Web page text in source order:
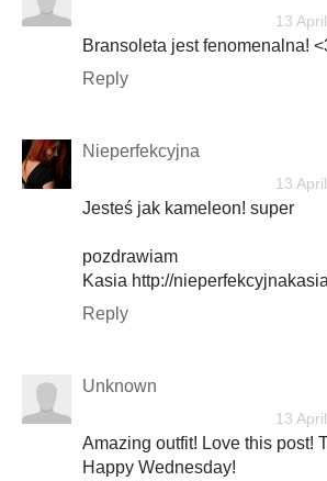
13
Bransoleta jest fenomenalna!
Reply
Nieperfekcyjna
13
Jesteś jak kameleon! super
pozdrawiam
Kasia http://
Reply
Unknown
13
Amazing outfit! Love this post!
Happy Wednesday!